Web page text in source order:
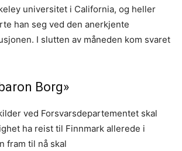
universitet i California, og heller
han seg ved den anerkjente
I slutten av måneden kom svaret
Borg»
ved Forsvarsdepartementet skal
ha reist til Finnmark allerede i
fram til nå skal